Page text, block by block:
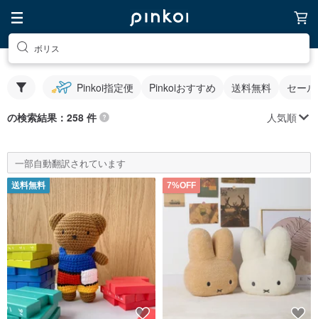
ボリス
Pinkoi指定便 Pinkoiおすすめ 送料無料 セー
の検索結果：258 件 人気順
一部自動翻訳されています
送料無料 7%OFF